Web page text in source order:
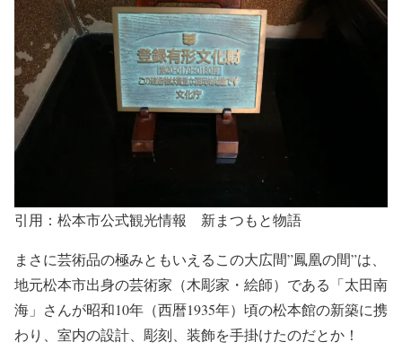
引用：松本市公式観光情報 新まつもと物語
まさに芸術品の極みともいえるこの大広間”鳳凰の間”は、
地元松本市出身の芸術家（木彫家・絵師）である 「太田南
海 」さんが昭和10年（西暦1935年）頃の松本館の新築に携
わり、室内の設計、彫刻、装飾を手掛けたのだとか！